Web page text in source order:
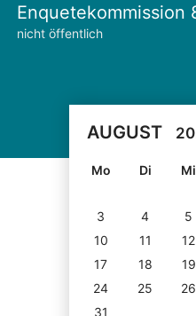
Enquetekommission
nicht öffentlich
AUGUST
Mo Di Mi
3
4 5
10
11 12
17
18 19
24
25 26
31